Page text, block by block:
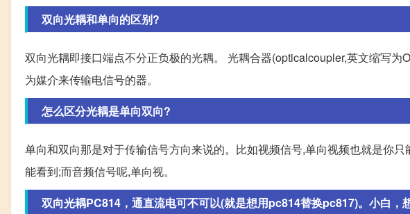
双向光耦和单向的区别?
双向光耦即接口端点不分正负极的光耦。 光耦合器(opticalcoupler,英文缩写
为媒介来传输电信号的器。
怎么区分光耦是单向双向?
单向和双向那是对于传输信号方向来说的。比如视频信号,单向视频也就是你
能看到;而音频信号呢,单向视。
双向光耦PC814，通直流电可不可以(就是想用pc814替换pc817)。小白，